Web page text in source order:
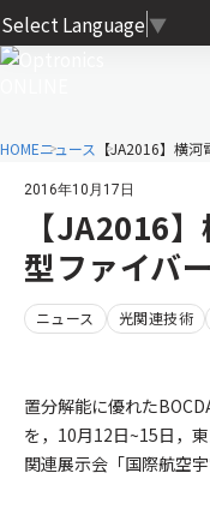
Select Language ▼
HOMEニュース 【JA2016】横
2016年10月17日
【JA2016
型ファイバ
ニュース 光関連技術
置分解能に優れた
を，10月12日~15日，
関連展示会「国際航空